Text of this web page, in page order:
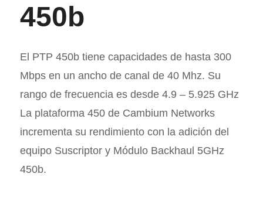
450b
El PTP 450b tiene capacidades de hasta 300
Mbps en un ancho de canal de 40 Mhz. Su
rango de frecuencia es desde 4.9 – 5.925 GHz
La plataforma 450 de Cambium Networks
incrementa su rendimiento con la adición del
equipo Suscriptor y Módulo Backhaul 5GHz
450b.